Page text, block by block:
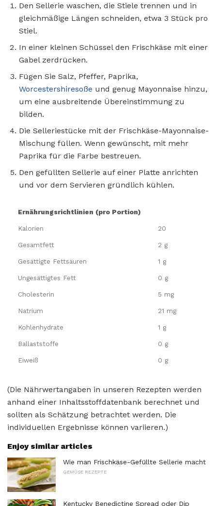
Den Sellerie waschen, die Stiele trennen und in
gleichmäßige Längen schneiden, etwa 3 Stück pro
Stiel.
In einer kleinen Schüssel den Frischkäse mit einer
Gabel zerdrücken.
Fügen Sie Salz, Pfeffer, Paprika,
Worcestershiresoße und genug Mayonnaise hinzu,
um eine ausbreitende Übereinstimmung zu
bilden.
Die Selleriestücke mit der Frischkäse-Mayonnaise-
Mischung füllen. Wenn gewünscht, mit mehr
Paprika für die Farbe bestreuen.
Den gefüllten Sellerie auf einer Platte anrichten
und vor dem Servieren gründlich kühlen.
Ernährungsrichtlinien (pro Portion)
Kalorien 20
Gesamtfett 2 g
Gesättigte Fettsäuren 1 g
Ungesättigtes Fett 0 g
Cholesterin 5 mg
Natrium 21 mg
Kohlenhydrate 1 g
Ballaststoffe 0 g
Eiweiß 0 g
(Die Nährwertangaben in unseren Rezepten werden
anhand einer Inhaltsstoffdatenbank berechnet und
sollten als Schätzung betrachtet werden. Die
individuellen Ergebnisse können variieren.)
Enjoy similar articles
Wie man Frischkäse-Gefüllte Sellerie macht
GEMÜSE REZEPTE
Kentucky Benedictine Spread oder Dip